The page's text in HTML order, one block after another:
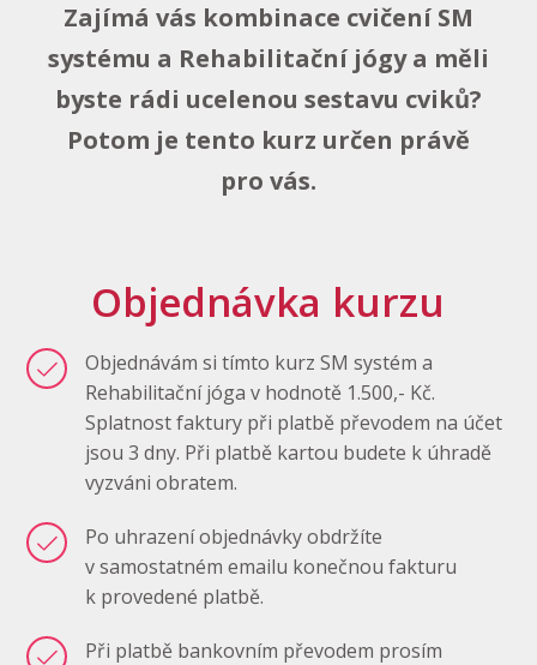
Zajímá vás kombinace cvičení SM
systému a Rehabilitační jógy a měli
byste rádi ucelenou sestavu cviků?
Potom je tento kurz určen právě
pro vás.
Objednávka kurzu
Objednávám si tímto kurz SM systém a
Rehabilitační jóga v hodnotě 1.500,- Kč.
Splatnost faktury při platbě převodem na účet
jsou 3 dny. Při platbě kartou budete k úhradě
vyzváni obratem.
Po uhrazení objednávky obdržíte
v samostatném emailu konečnou fakturu
k provedené platbě.
Při platbě bankovním převodem prosím